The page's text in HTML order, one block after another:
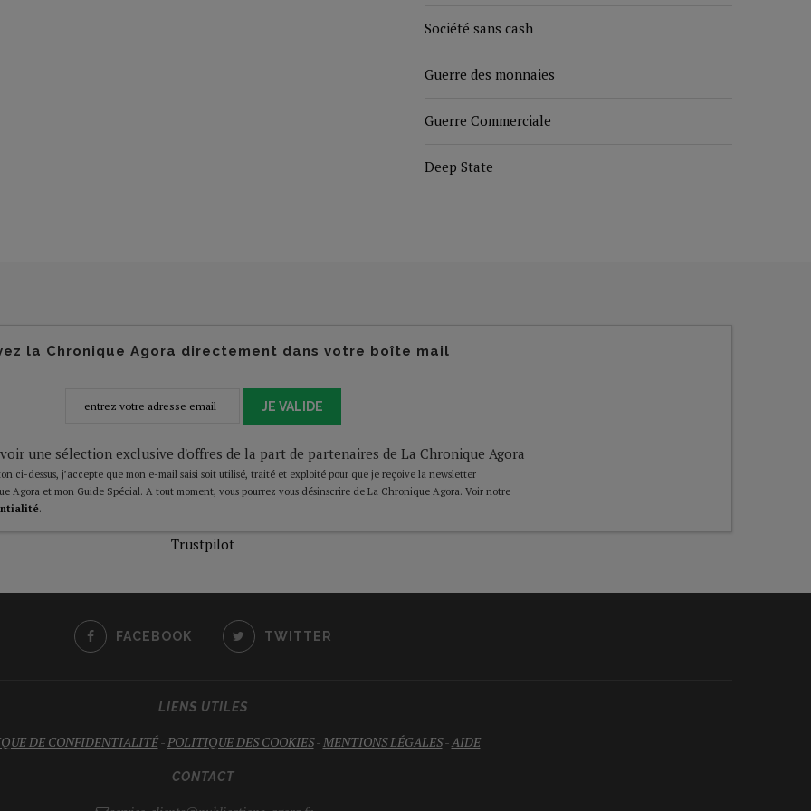
Société sans cash
Guerre des monnaies
Guerre Commerciale
Deep State
la Chronique Agora directement dans votre boîte mail
JE VALIDE
une sélection exclusive d'offres de la part de partenaires de La Chronique Agora
ci-dessus, j’accepte que mon e-mail saisi soit utilisé, traité et exploité pour que je reçoive la newsletter
Agora et mon Guide Spécial. A tout moment, vous pourrez vous désinscrire de La Chronique Agora. Voir notre
.
Trustpilot
FACEBOOK TWITTER
LIENS UTILES
DE CONFIDENTIALITÉ-POLITIQUE DES COOKIES-MENTIONS LÉGALES-AIDE
CONTACT